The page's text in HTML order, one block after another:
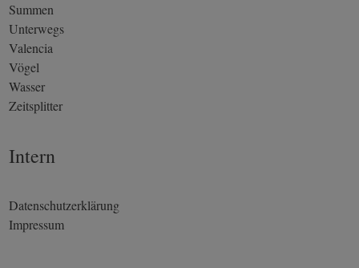
Summen
Unterwegs
Valencia
Vögel
Wasser
Zeitsplitter
Intern
Datenschutzerklärung
Impressum